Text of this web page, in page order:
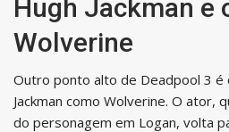
Hugh Jackman e
Wolverine
Outro ponto alto de Deadpool 3 é
Jackman como Wolverine. O ator,
do personagem em Logan, volta